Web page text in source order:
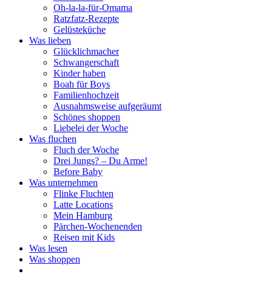
Oh-la-la-für-Omama
Ratzfatz-Rezepte
Gelüsteküche
Was lieben
Glücklichmacher
Schwangerschaft
Kinder haben
Boah für Boys
Familienhochzeit
Ausnahmsweise aufgeräumt
Schönes shoppen
Liebelei der Woche
Was fluchen
Fluch der Woche
Drei Jungs? – Du Arme!
Before Baby
Was unternehmen
Flinke Fluchten
Latte Locations
Mein Hamburg
Pärchen-Wochenenden
Reisen mit Kids
Was lesen
Was shoppen